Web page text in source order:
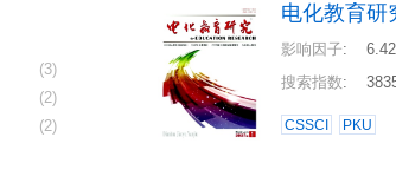
(3)
(2)
(2)
电化教育研
影响因子:
搜索指数:
CSSCI PKU